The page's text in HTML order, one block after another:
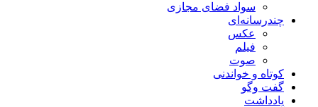
سواد فضای مجازی
چندرسانه‌ای
عكس
فیلم
صوت
کوتاه و خواندنی
گفت وگو
یادداشت